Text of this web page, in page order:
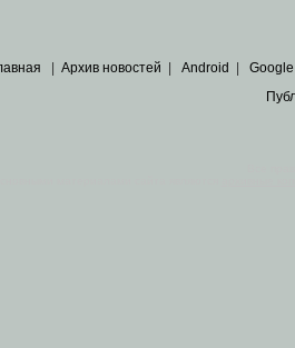
Архив новостей Android Google